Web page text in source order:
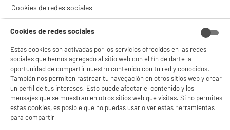
Cookies de redes sociales
Cookies de redes sociales
Estas cookies son activadas por los servicios ofrecidos en las redes
sociales que hemos agregado al sitio web con el fin de darte la
oportunidad de compartir nuestro contenido con tu red y conocidos.
También nos permiten rastrear tu navegación en otros sitios web y crear
un perfil de tus intereses. Esto puede afectar el contenido y los
mensajes que se muestran en otros sitios web que visitas. Si no permites
estas cookies, es posible que no puedas usar o ver estas herramientas
para compartir.